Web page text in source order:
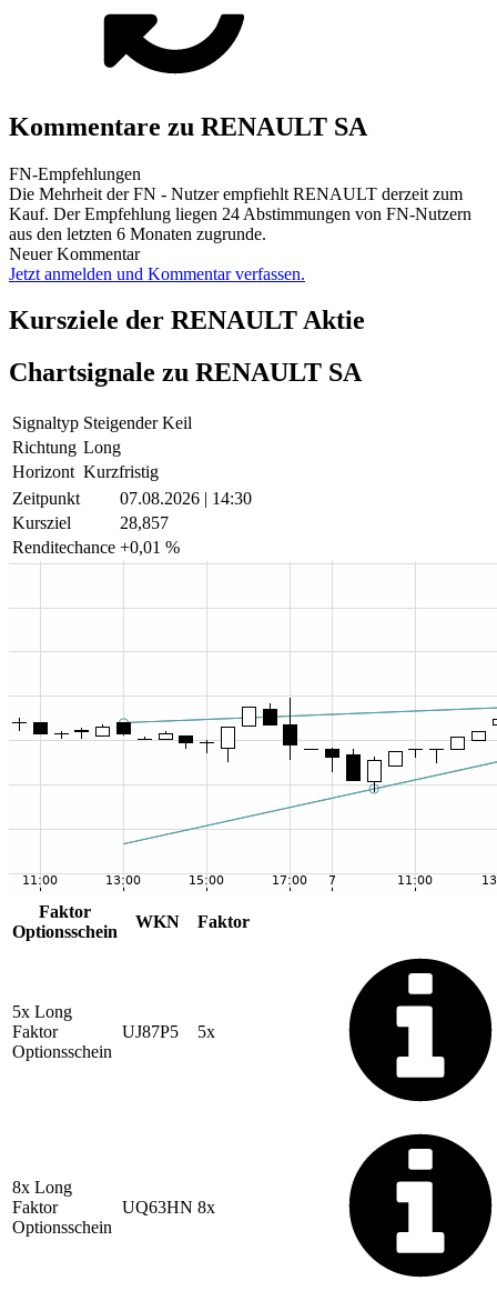
Kommentare zu RENAULT SA
FN-Empfehlungen
Die Mehrheit der FN - Nutzer empfiehlt RENAULT derzeit zum
Kauf. Der Empfehlung liegen 24 Abstimmungen von FN-Nutzern
aus den letzten 6 Monaten zugrunde.
Neuer Kommentar
Jetzt anmelden und Kommentar verfassen.
Kursziele der RENAULT Aktie
Chartsignale zu RENAULT SA
Signaltyp Steigender Keil
Richtung Long
Horizont Kurzfristig
Zeitpunkt
07.08.2026 | 14:30
Kursziel
28,857
Renditechance +0,01 %
Faktor
Optionsschein
WKN Faktor
5x Long
Faktor
Optionsschein
UJ87P5 5x
8x Long
Faktor
Optionsschein
UQ63HN 8x